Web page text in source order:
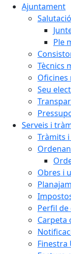
Ajuntament
Ple
Tècnics
Oficines
Seu
Serveis i
Tràmits
Obres i
Perfil
Carpeta
Finestra